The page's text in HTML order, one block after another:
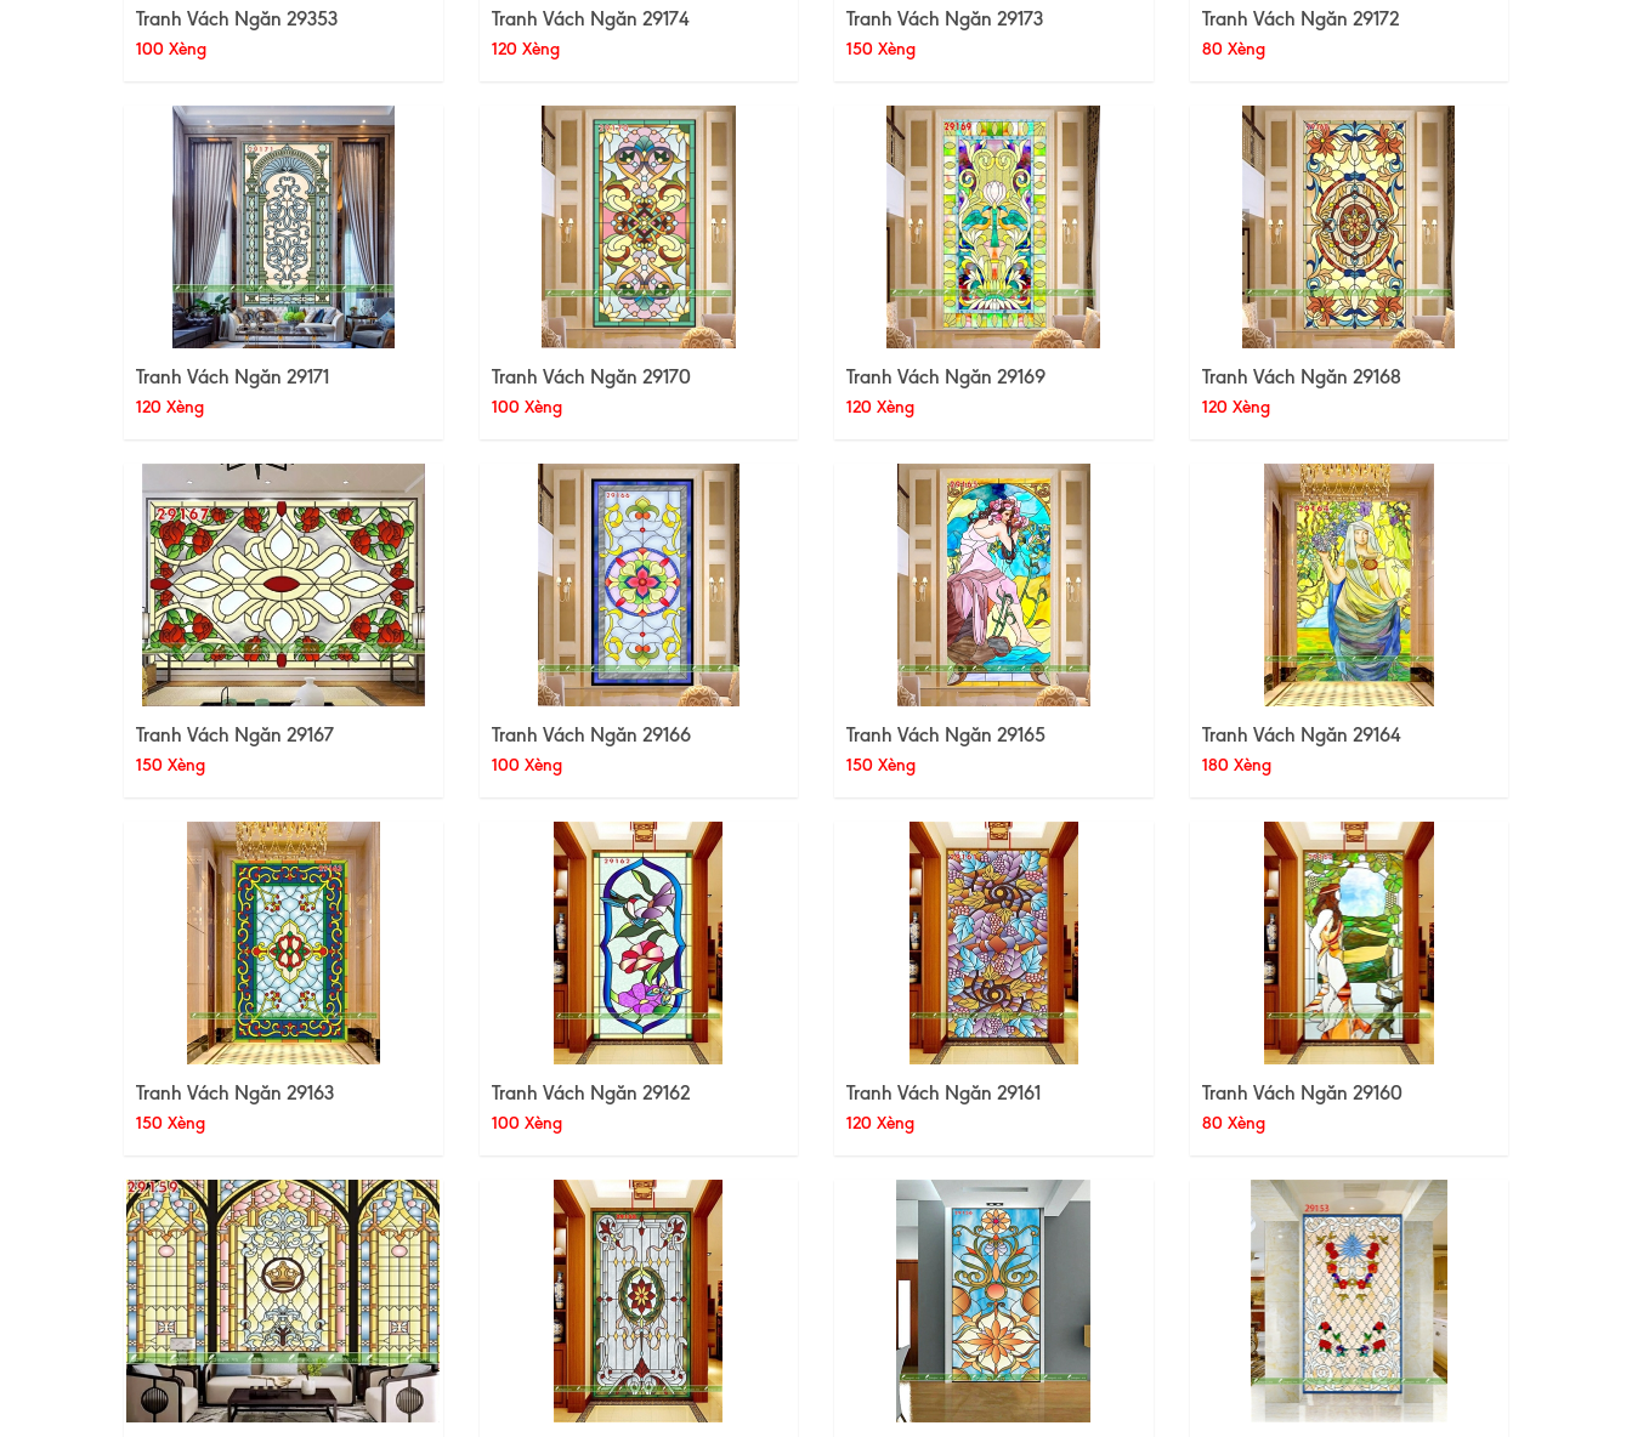
Tranh Vách Ngăn 29353
100 Xèng
Tranh Vách Ngăn 29174
120 Xèng
Tranh Vách Ngăn 29173
150 Xèng
Tranh Vách Ngăn 29172
80 Xèng
Tranh Vách Ngăn 29171
120 Xèng
Tranh Vách Ngăn 29170
100 Xèng
Tranh Vách Ngăn 29169
120 Xèng
Tranh Vách Ngăn 29168
120 Xèng
Tranh Vách Ngăn 29167
150 Xèng
Tranh Vách Ngăn 29166
100 Xèng
Tranh Vách Ngăn 29165
150 Xèng
Tranh Vách Ngăn 29164
180 Xèng
Tranh Vách Ngăn 29163
150 Xèng
Tranh Vách Ngăn 29162
100 Xèng
Tranh Vách Ngăn 29161
120 Xèng
Tranh Vách Ngăn 29160
80 Xèng